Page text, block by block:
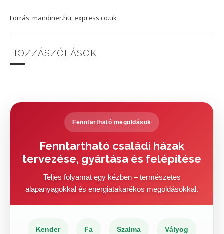
Forrás: mandiner.hu, express.co.uk
HOZZÁSZÓLÁSOK
Fenntartható megoldások
Fenntartható családi házak
tervezése, gyártása és felépítése
Teljes folyamat egy kézben – természetes
alapanyagokkal és energiatakarékos megoldásokkal.
Kender Fa Szalma Vályog